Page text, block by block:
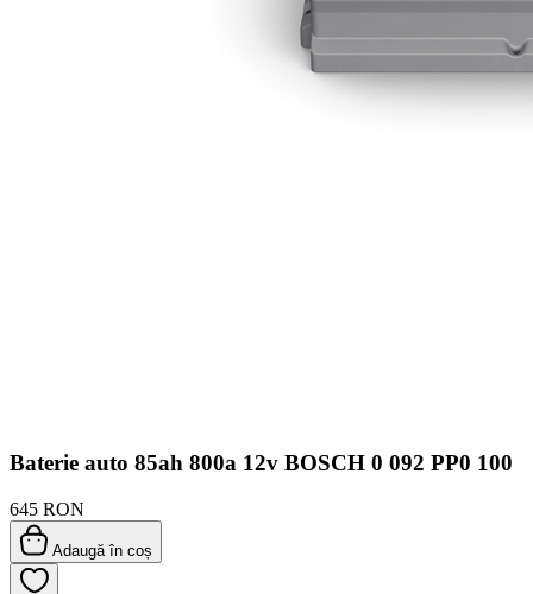
Baterie auto 85ah 800a 12v BOSCH 0 092 PP0 100
645 RON
Adaugă în coș